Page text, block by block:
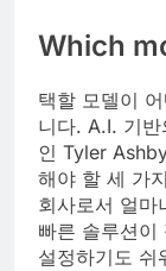
Which
택할 모델이
니다. A.I. 기
인 Tyler
해야 할 세 가
회사로서 얼마
빠른 솔루션이
설정하기도 쉬